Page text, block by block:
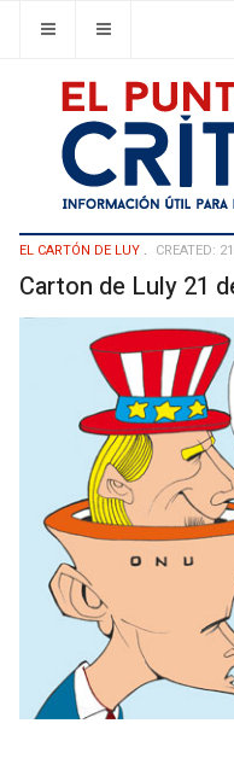
EL CARTÓN DE LUY CREATED:
Carton de Luly 21